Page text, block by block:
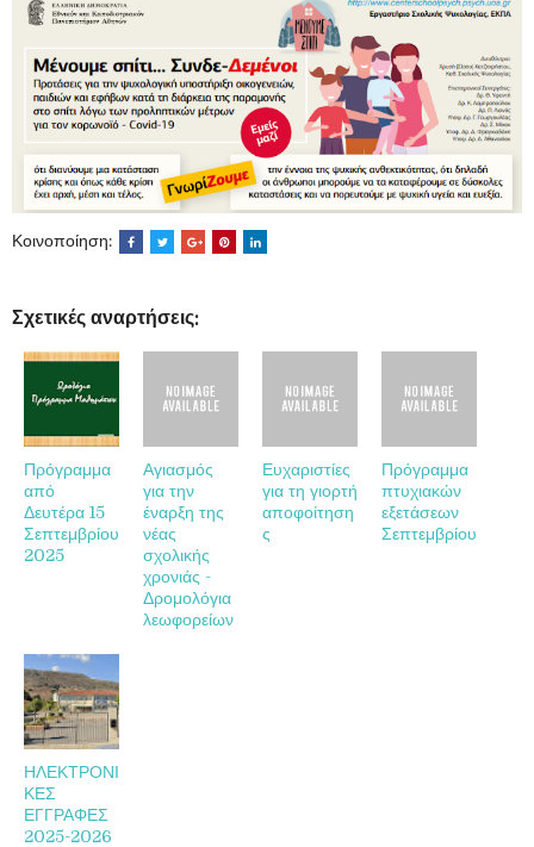
Κοινοποίηση:
Σχετικές αναρτήσεις:
Πρόγραμμα
από
Δευτέρα 15
Σεπτεμβρίου
2025
Αγιασμός
για την
έναρξη της
νέας
σχολικής
χρονιάς -
Δρομολόγια
λεωφορείων
Ευχαριστίες
για τη γιορτή
αποφοίτηση
ς
Πρόγραμμα
πτυχιακών
εξετάσεων
Σεπτεμβρίου
ΗΛΕΚΤΡΟΝΙ
ΚΕΣ
ΕΓΓΡΑΦΕΣ
2025-2026